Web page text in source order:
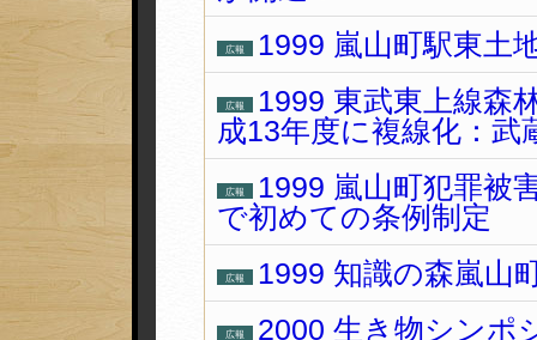
広報 1999 嵐山町駅東土
広報
1999 東武東上線森
成13年度に複線化：武
広報
1999 嵐山町犯罪被
で初めての条例制定
広報 1999 知識の森嵐山
広報 2000 生き物シンポ